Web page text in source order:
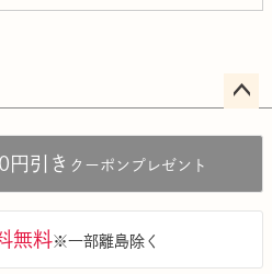
へ
円引き クーポンプレゼント
無料※一部離島除く